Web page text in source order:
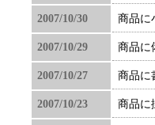
2007/10/30 商品に
2007/10/29 商品に
2007/10/27 商品に
2007/10/23 商品に